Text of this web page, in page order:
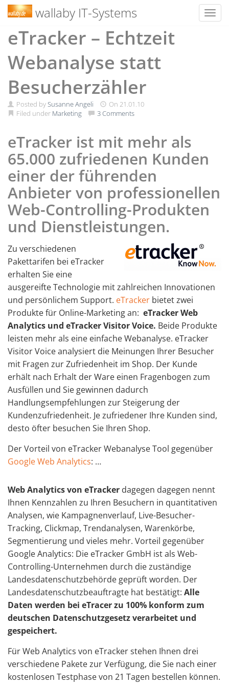
wallaby IT-Systems
eTracker – Echtzeit
Webanalyse statt
Besucherzähler
Posted bySusanne Angeli On 21.01.10
Filed under Marketing 3 Comments
eTracker ist mit mehr als
65.000 zufriedenen Kunden
einer der führenden
Anbieter von professionellen
Web-Controlling-Produkten
und Dienstleistungen.
Zu verschiedenen
Pakettarifen bei eTracker
erhalten Sie eine
ausgereifte Technologie mit zahlreichen Innovationen
und persönlichem Support. eTracker bietet zwei
Produkte für Online-Marketing an: eTracker Web
Analytics und eTrackerVisitor Voice. Beide Produkte
leisten mehr als eine einfache Webanalyse. eTracker
Visitor Voice analysiert die Meinungen Ihrer Besucher
mit Fragen zur Zufriedenheit im Shop. Der Kunde
erhält nach Erhalt der Ware einen Fragenbogen zum
Ausfüllen und Sie gewinnen dadurch
Handlungsempfehlungen zur Steigerung der
Kundenzufriedenheit. Je zufriedener Ihre Kunden sind,
desto öfter besuchen Sie Ihren Shop.
Der Vorteil von eTracker Webanalyse Tool gegenüber
Google Web Analytics: …
Web Analytics von eTracker dagegen dagegen nennt
Ihnen Kennzahlen zu Ihren Besuchern in quantitativen
Analysen, wie Kampagnenverlauf, Live-Besucher-
Tracking, Clickmap, Trendanalysen, Warenkörbe,
Segmentierung und vieles mehr. Vorteil gegenüber
Google Analytics: Die eTracker GmbH ist als Web-
Controlling-Unternehmen durch die zuständige
Landesdatenschutzbehörde geprüft worden. Der
Landesdatenschutzbeauftragte hat bestätigt: Alle
Daten werden bei eTracer zu 100% konform zum
deutschen Datenschutzgesetz verarbeitet und
gespeichert.
Für Web Analytics von eTracker stehen Ihnen drei
verschiedene Pakete zur Verfügung, die Sie nach einer
kostenlosen Testphase von 21 Tagen bestellen können.